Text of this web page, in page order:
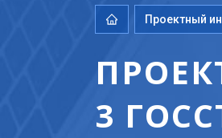
Проектный
3